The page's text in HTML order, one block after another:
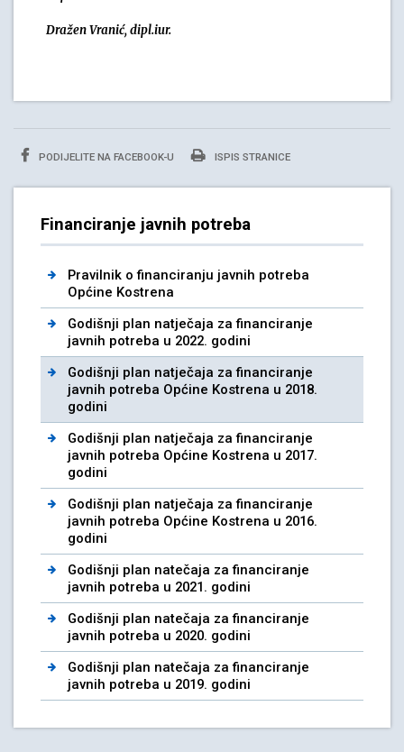
Dražen Vranić, dipl.iur.
PODIJELITE NA FACEBOOK-U ISPIS STRANICE
Financiranje javnih potreba
Pravilnik o financiranju javnih potreba
Općine Kostrena
Godišnji plan natječaja za financiranje
javnih potreba u 2022. godini
Godišnji plan natječaja za financiranje
javnih potreba Općine Kostrena u 2018.
godini
Godišnji plan natječaja za financiranje
javnih potreba Općine Kostrena u 2017.
godini
Godišnji plan natječaja za financiranje
javnih potreba Općine Kostrena u 2016.
godini
Godišnji plan natečaja za financiranje
javnih potreba u 2021. godini
Godišnji plan natečaja za financiranje
javnih potreba u 2020. godini
Godišnji plan natečaja za financiranje
javnih potreba u 2019. godini